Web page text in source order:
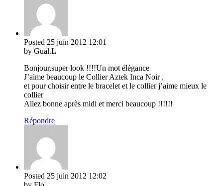
Posted 25 juin 2012 12:01
by Gual.L
Bonjour,super look !!!!Un mot élégance
J’aime beaucoup le Collier Aztek Inca Noir ,
et pour choisir entre le bracelet et le collier j’aime mieux le
collier
Allez bonne après midi et merci beaucoup !!!!!!
Répondre
Posted 25 juin 2012 12:02